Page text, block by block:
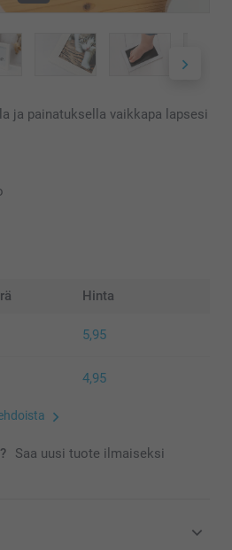
ja painatuksella vaikkapa lapsesi
Hinta
5,95
4,95
Saa uusi tuote ilmaiseksi